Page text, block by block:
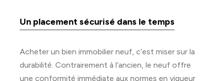
Un placement sécurisé dans le temps
Acheter un bien immobilier neuf, c’est miser sur la
durabilité. Contrairement à l’ancien, le neuf offre
une conformité immédiate aux normes en vigueur